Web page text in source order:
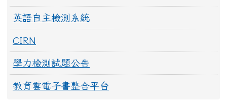
英語自主檢測系統
CIRN
學力檢測試題公告
教育雲電子書整合平台